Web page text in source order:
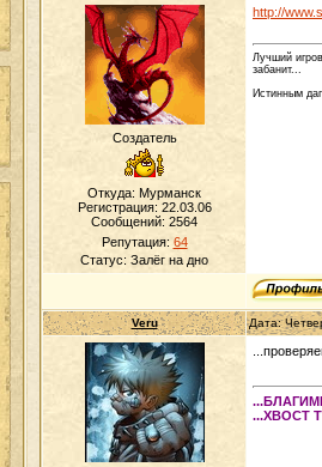
Создатель
Откуда: Мурманск
Регистрация: 22.03.06
Сообщений: 2564
Репутация: 64
Статус: Залёг на дно
http://
Лучший
забанит...
Истинным
Veru Дата:
...ХВОСТ